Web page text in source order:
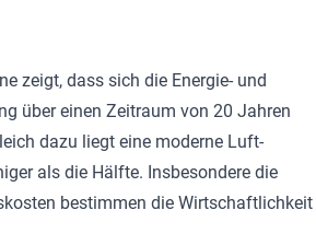
zeigt, dass sich die Energie- und
über einen Zeitraum von 20 Jahren
dazu liegt eine moderne Luft-
als die Hälfte. Insbesondere die
bestimmen die Wirtschaftlichkeit